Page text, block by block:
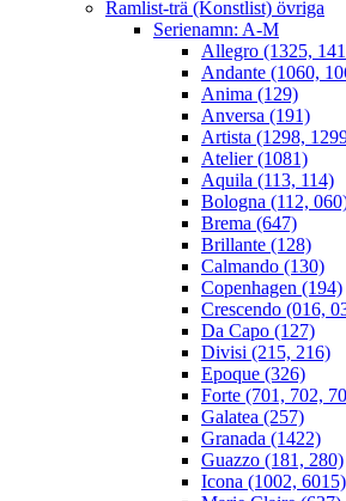
Ramlist-trä (Konstlist) övriga
Serienamn: A-M
Allegro (1325,
Andante (1060,
Anima (129)
Anversa (191)
Artista (1298,
Atelier (1081)
Aquila (113, 114)
Bologna (112,
Brema (647)
Brillante (128)
Calmando (130)
Copenhagen (194)
Crescendo (016,
Da Capo (127)
Divisi (215, 216)
Epoque (326)
Forte (701, 702,
Galatea (257)
Granada (1422)
Guazzo (181, 280)
Icona (1002, 6015)